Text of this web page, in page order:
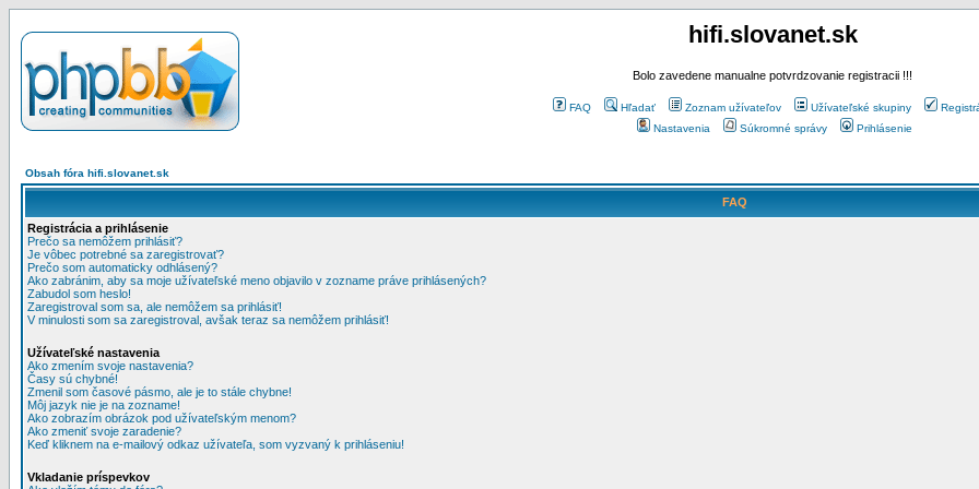
hifi.slovanet.sk
Bolo zavedene manualne potvrdzovanie registracii !!!
FAQ Hľadať Zoznam užívateľov Užívateľské skupiny
Nastavenia
Súkromné správy Prihlásenie
Obsah fóra hifi.slovanet.sk
FAQ
Registrácia a prihlásenie
Prečo sa nemôžem prihlásiť?
Je vôbec potrebné sa zaregistrovať?
Prečo som automaticky odhlásený?
Ako zabránim, aby sa moje užívateľské meno objavilo v zozname práve prihlásených?
Zabudol som heslo!
Zaregistroval som sa, ale nemôžem sa prihlásiť!
V minulosti som sa zaregistroval, avšak teraz sa nemôžem prihlásiť!
Užívateľské nastavenia
Ako zmením svoje nastavenia?
Časy sú chybné!
Zmenil som časové pásmo, ale je to stále chybne!
Môj jazyk nie je na zozname!
Ako zobrazím obrázok pod užívateľským menom?
Ako zmeniť svoje zaradenie?
Keď kliknem na e-mailový odkaz užívateľa, som vyzvaný k prihláseniu!
Vkladanie príspevkov